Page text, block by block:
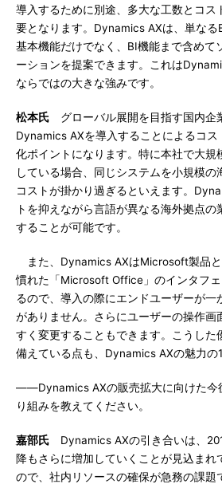
導入するために別途、多大な工数とコス
要となります。Dynamics AXは、単なる
基本機能だけでなく、BI機能まで含めて
ーションを提案できます。これは
ならではの大きな強みです。
松本氏 グローバル展開を目指す国内企
Dynamics AXを導入することによるコス
化ポイントになります。特に本社で大規
している場合、同じシステムを小規模の
コストが掛かり過ぎるといえます。
トを抑えながら言語が異なる海外拠点
することが可能です。
また、Dynamics AXはMicrosoft製品
慣れた「Microsoft Office」のインタフ
るので、導入の際にエンドユーザーが一
がありません。さらにユーザーの操作画
すく変更することもできます。こうした
備えている点も、Dynamics AXの魅力の
――Dynamics AXの販売拡大に向けた今
り組みを教えてください。
嘉部氏 Dynamics AXの引き合いは、
降もさらに増加していくことが見込まれ
ので、社内リソースの確保が急務の課題